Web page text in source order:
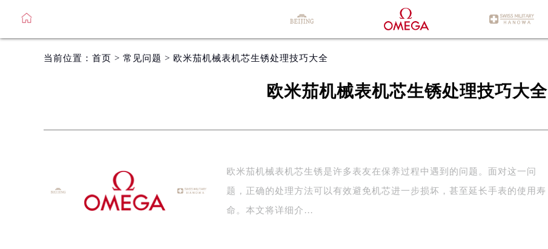
当前位置： 首页 > 常见问题 > 欧米茄机械表机芯生锈处理技巧大全
欧米茄机械表机芯生锈处理技巧大全
欧米茄机械表机芯生锈是许多表友在保养过程中遇到的问题。面对这一问
题，正确的处理方法可以有效避免机芯进一步损坏，甚至延长手表的使用寿
命。本文将详细介…